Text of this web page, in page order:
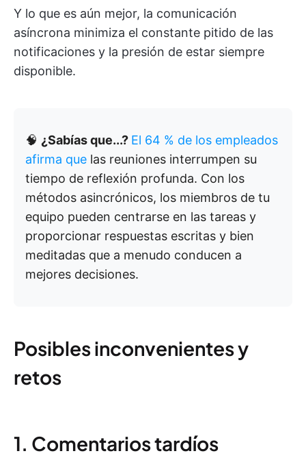
Y lo que es aún mejor, la comunicación
asíncrona minimiza el constante pitido de las
notificaciones y la presión de estar siempre
disponible.
🧠 ¿Sabías que...? El 64 % de los empleados
afirma que las reuniones interrumpen su
tiempo de reflexión profunda. Con los
métodos asincrónicos, los miembros de tu
equipo pueden centrarse en las tareas y
proporcionar respuestas escritas y bien
meditadas que a menudo conducen a
mejores decisiones.
Posibles inconvenientes y
retos
1. Comentarios tardíos